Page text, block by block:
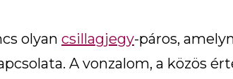
olyan csillagjegy-páros,
A vonzalom, a közös